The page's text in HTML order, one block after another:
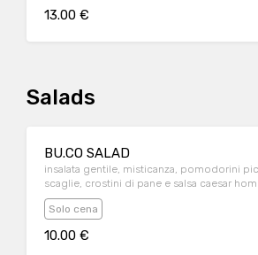
13.00 €
Salads
BU.CO SALAD
insalata gentile, misticanza, pomodorini
scaglie, crostini di pane e salsa caesar
Solo cena
10.00 €